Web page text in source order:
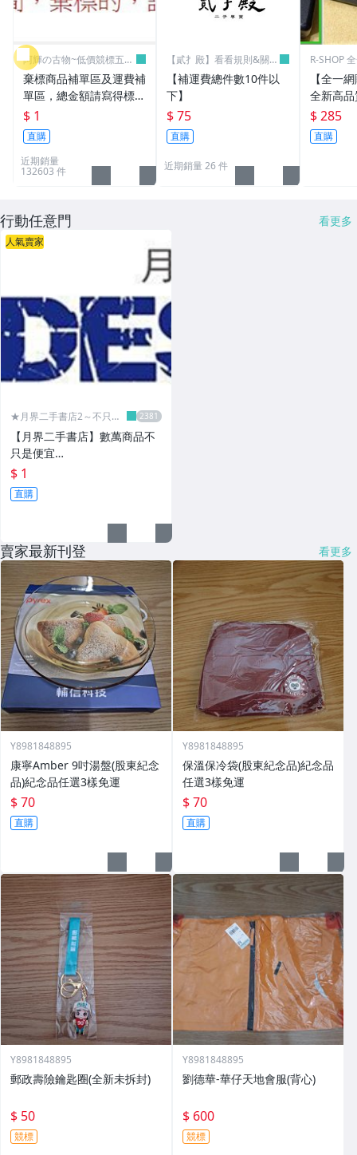
阿輝の古物~低價競標五六
日結標
棄標商品補單區及運費補
單區，總金額請寫得標商
品金額，運費請寫棄標商
品原設定之運費
$ 1
直購
近期銷量
132603 件
【貳扌殿】看看規則&關於
【補運費總件數10件以
下】
$ 75
直購
近期銷量 26 件
R-SHOP
【全一
全新高
筆電 變
3.16A通
L30
$ 285
直購
行動任意門 看更多
人氣賣家
★月界二手書店2～不只是
【月界二手書店】數萬商品不
只是便宜…
$ 1
直購
賣家最新刊登 看更多
Y8981848895
康寧Amber 9吋湯盤(股東紀念
品)紀念品任選3樣免運
$ 70
直購
Y8981848895
保溫保冷袋(股東紀念品)紀念品
任選3樣免運
$ 70
直購
Y8981848895
郵政壽險鑰匙圈(全新未拆封)
$ 50
競標
Y8981848895
劉德華-華仔天地會服(背心)
$ 600
競標